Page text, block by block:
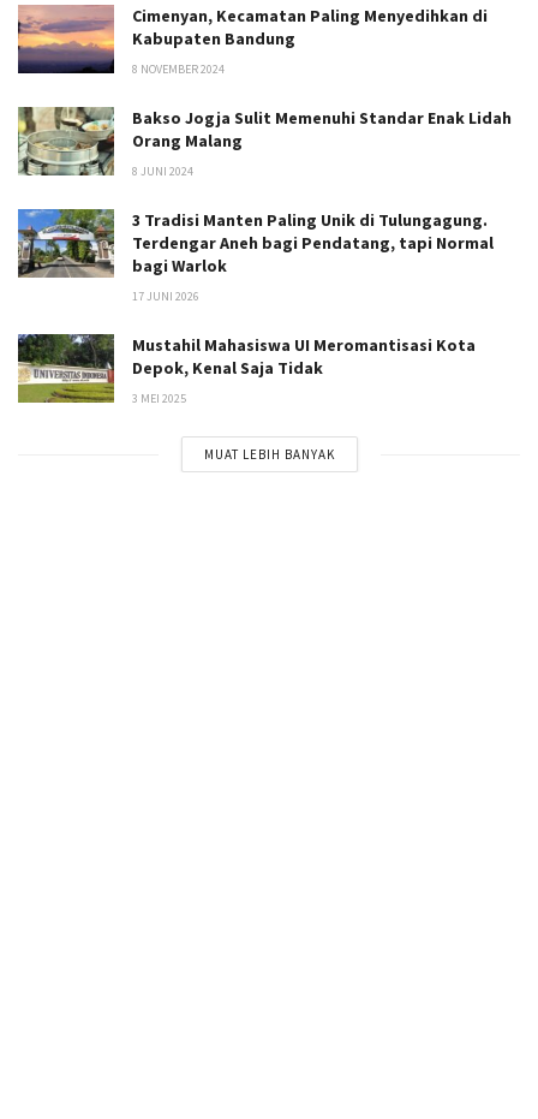
Cimenyan, Kecamatan Paling Menyedihkan di
Kabupaten Bandung
8 NOVEMBER 2024
Bakso Jogja Sulit Memenuhi Standar Enak Lidah
Orang Malang
8 JUNI 2024
3 Tradisi Manten Paling Unik di Tulungagung.
Terdengar Aneh bagi Pendatang, tapi Normal
bagi Warlok
17 JUNI 2026
Mustahil Mahasiswa UI Meromantisasi Kota
Depok, Kenal Saja Tidak
3 MEI 2025
MUAT LEBIH BANYAK